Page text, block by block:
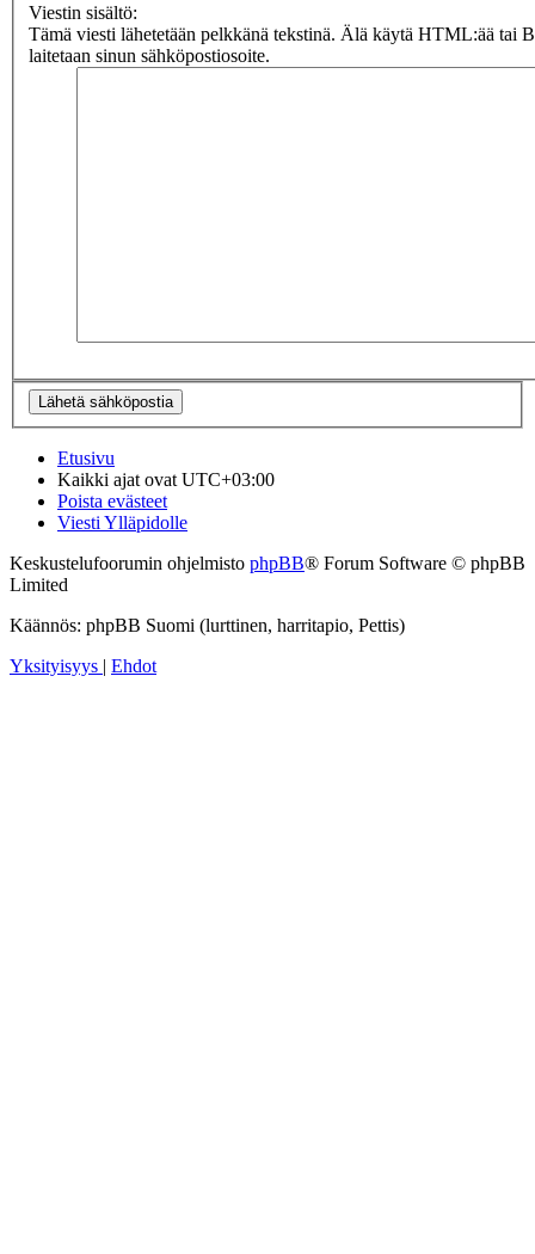
Viestin sisältö:
Tämä viesti lähetetään pelkkänä tekstinä. Älä käytä HTML:ää tai
laitetaan sinun sähköpostiosoite.
Etusivu
Kaikki ajat ovatUTC+03:00
Poista evästeet
Viesti Ylläpidolle
Keskustelufoorumin ohjelmisto phpBB® Forum Software © phpBB
Limited
Käännös: phpBB Suomi (lurttinen, harritapio, Pettis)
Yksityisyys
Ehdot